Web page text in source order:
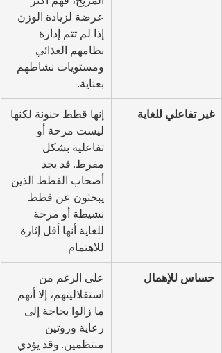
عرضة لزيادة الوزن
إذا لم تتم إدارة
نظامهم الغذائي
ومستويات نشاطهم
بعناية.
غير تفاعلي للغاية
إنها قطط حنونة لكنها
ليست مرحة أو
تفاعلية بشكل
مفرط. قد يجد
أصحاب القطط الذين
يبحثون عن قطط
نشيطة أو مرحة
للغاية أنها أقل إثارة
للاهتمام.
حساس للإهمال
على الرغم من
استقلاليتهم، إلا أنهم
ما زالوا بحاجة إلى
رعاية وروتين
منتظمين. وقد يؤدي